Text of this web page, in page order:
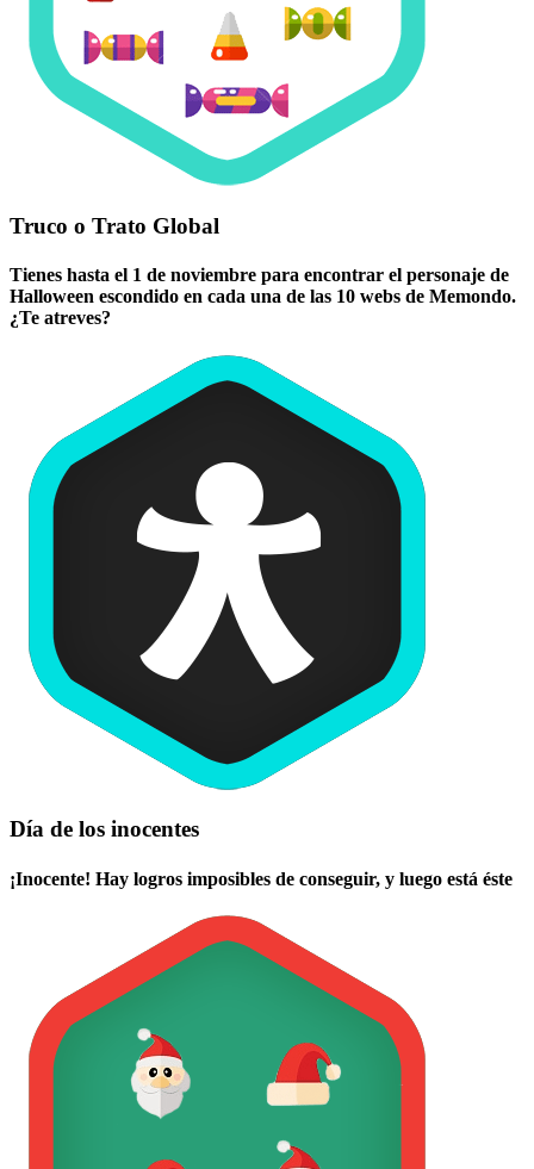
Truco o Trato Global
Tienes hasta el 1 de noviembre para encontrar el personaje de
Halloween escondido en cada una de las 10 webs de Memondo.
¿Te atreves?
Día de los inocentes
¡Inocente! Hay logros imposibles de conseguir, y luego está éste